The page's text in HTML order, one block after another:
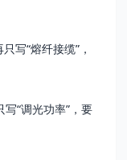
写“熔纤接缆”，
“调光功率”，要